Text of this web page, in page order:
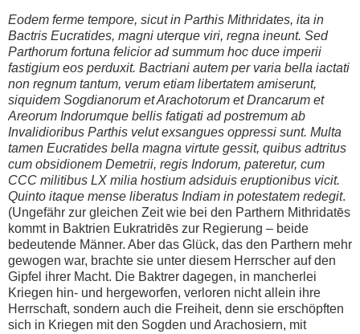
Eodem ferme tempore, sicut in Parthis Mithridates, ita in
Bactris Eucratides, magni uterque viri, regna ineunt. Sed
Parthorum fortuna felicior ad summum hoc duce imperii
fastigium eos perduxit. Bactriani autem per varia bella iactati
non regnum tantum, verum etiam libertatem amiserunt,
siquidem Sogdianorum et Arachotorum et Drancarum et
Areorum Indorumque bellis fatigati ad postremum ab
Invalidioribus Parthis velut exsangues oppressi sunt. Multa
tamen Eucratides bella magna virtute gessit, quibus adtritus
cum obsidionem Demetrii, regis Indorum, pateretur, cum
CCC militibus LX milia hostium adsiduis eruptionibus vicit.
Quinto itaque mense liberatus Indiam in potestatem redegit.
(Ungefähr zur gleichen Zeit wie bei den Parthern Mithridatēs
kommt in Baktrien Eukratridēs zur Regierung – beide
bedeutende Männer. Aber das Glück, das den Parthern mehr
gewogen war, brachte sie unter diesem Herrscher auf den
Gipfel ihrer Macht. Die Baktrer dagegen, in mancherlei
Kriegen hin- und hergeworfen, verloren nicht allein ihre
Herrschaft, sondern auch die Freiheit, denn sie erschöpften
sich in Kriegen mit den Sogden und Arachosiern, mit